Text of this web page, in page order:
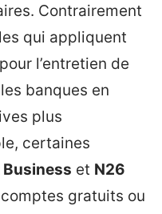
Contrairement
qui appliquent
l’entretien de
banques en
plus
certaines
Business et N26
gratuits ou